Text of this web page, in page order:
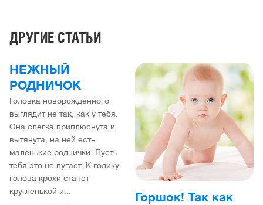
ДРУГИЕ СТАТЬИ
НЕЖНЫЙ
РОДНИЧОК
Головка новорожденного
выглядит не так, как у тебя.
Она слегка приплюснута и
вытянута, на ней есть
маленькие роднички. Пусть
тебя это не пугает. К годику
голова крохи станет
кругленькой и...
Горшок! Так как